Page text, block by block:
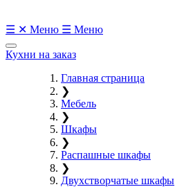
☰ ✕ Меню ☰ Меню
Кухни на заказ
Главная страница
❯
Мебель
❯
Шкафы
❯
Распашные шкафы
❯
Двухстворчатые шкафы